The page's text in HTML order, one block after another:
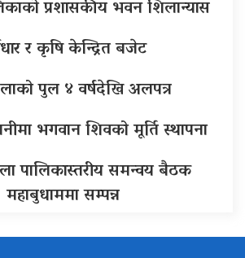
प्रशासकीय भवन शिलान्यास
र कृषि केन्द्रित बजेट
पुल ४ वर्षदेखि अलपत्र
भगवान शिवको मूर्ति स्थापना
पालिकास्तरीय समन्वय बैठक
महाबुधाममा सम्पन्न